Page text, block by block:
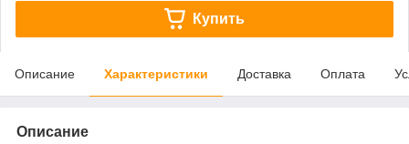
Купить
Описание Характеристики Доставка Оплата
Описание